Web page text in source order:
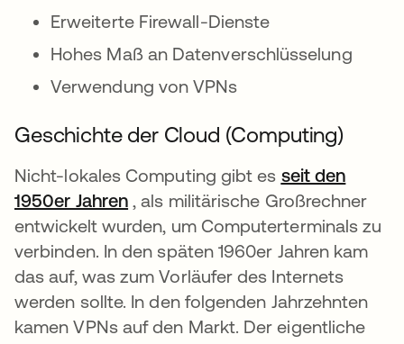
Erweiterte Firewall-Dienste
Hohes Maß an Datenverschlüsselung
Verwendung von VPNs
Geschichte der Cloud (Computing)
Nicht-lokales Computing gibt es seit den
1950er Jahren wird in einer neuen
, als militärische Großrechner
entwickelt wurden, um Computerterminals zu
verbinden. In den späten 1960er Jahren kam
das auf, was zum Vorläufer des Internets
werden sollte. In den folgenden Jahrzehnten
kamen VPNs auf den Markt. Der eigentliche